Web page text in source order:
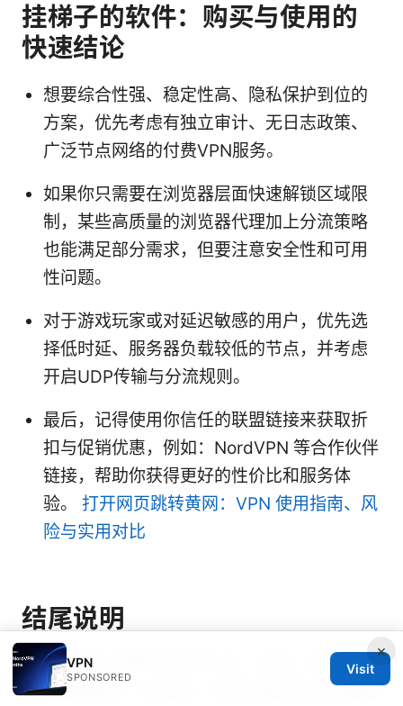
挂梯子的软件：购买与使用的
快速结论
想要综合性强、稳定性高、隐私保护到位的
方案，优先考虑有独立审计、无日志政策、
广泛节点网络的付费VPN服务。
如果你只需要在浏览器层面快速解锁区域限
制，某些高质量的浏览器代理加上分流策略
也能满足部分需求，但要注意安全性和可用
性问题。
对于游戏玩家或对延迟敏感的用户，优先选
择低时延、服务器负载较低的节点，并考虑
开启UDP传输与分流规则。
最后，记得使用你信任的联盟链接来获取折
扣与促销优惠，例如：NordVPN 等合作伙伴
链接，帮助你获得更好的性价比和服务体
验。 打开网页跳转黄网：VPN 使用指南、风
险与实用对比
结尾说明
本文聚焦于“挂梯子的软件”这一主题，意在帮助
你从基础概念、到选购、到实际使用的全流程理
×
VPN
SPONSORED
Visit